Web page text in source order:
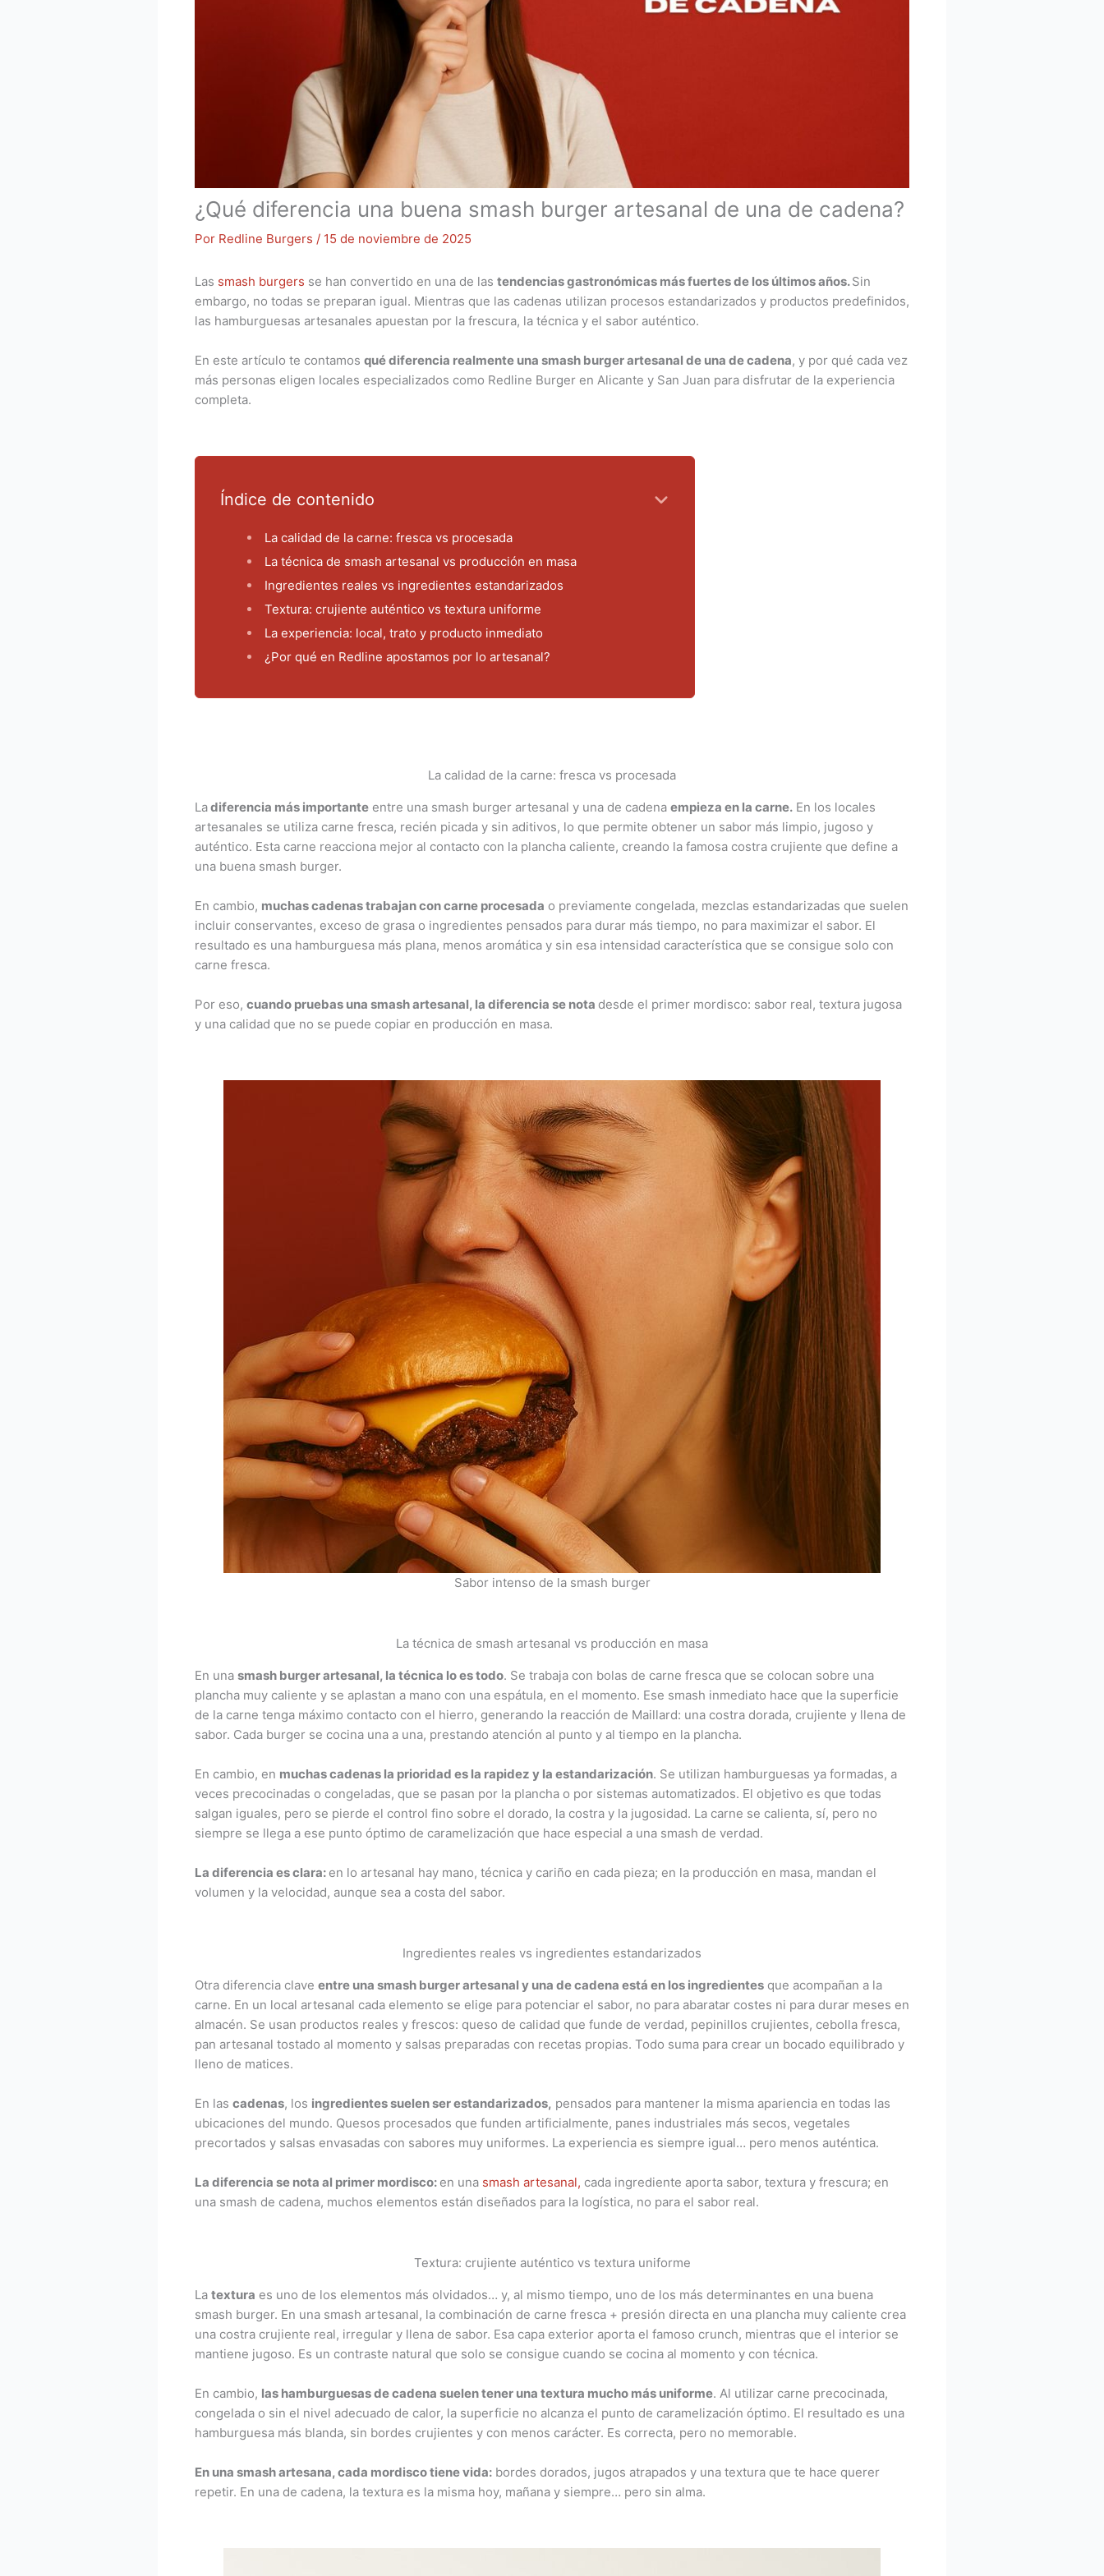
¿Qué diferencia una buena smash burger artesanal de una de cadena?
Por Redline Burgers / 15 de noviembre de 2025
Las smash burgers se han convertido en una de las tendencias gastronómicas más fuertes de los últimos años.Sin
embargo, no todas se preparan igual. Mientras que las cadenas utilizan procesos estandarizados y productos predefinidos,
las hamburguesas artesanales apuestan por la frescura, la técnica y el sabor auténtico.
En este artículo te contamos qué diferencia realmente una smash burger artesanal de una de cadena, y por qué cada vez
más personas eligen locales especializados como Redline Burger en Alicante y San Juan para disfrutar de la experiencia
completa.
Índice de contenido
La calidad de la carne: fresca vs procesada
La técnica de smash artesanal vs producción en masa
Ingredientes reales vs ingredientes estandarizados
Textura: crujiente auténtico vs textura uniforme
La experiencia: local, trato y producto inmediato
¿Por qué en Redline apostamos por lo artesanal?
La calidad de la carne: fresca vs procesada
Ladiferencia más importante entre una smash burger artesanal y una de cadena empieza en la carne. En los locales
artesanales se utiliza carne fresca, recién picada y sin aditivos, lo que permite obtener un sabor más limpio, jugoso y
auténtico. Esta carne reacciona mejor al contacto con la plancha caliente, creando la famosa costra crujiente que define a
una buena smash burger.
En cambio, muchas cadenas trabajan con carne procesada o previamente congelada, mezclas estandarizadas que suelen
incluir conservantes, exceso de grasa o ingredientes pensados para durar más tiempo, no para maximizar el sabor. El
resultado es una hamburguesa más plana, menos aromática y sin esa intensidad característica que se consigue solo con
carne fresca.
Por eso, cuando pruebas una smash artesanal, la diferencia se nota desde el primer mordisco: sabor real, textura jugosa
y una calidad que no se puede copiar en producción en masa.
Sabor intenso de la smash burger
La técnica de smash artesanal vs producción en masa
En una smash burger artesanal, la técnica lo es todo. Se trabaja con bolas de carne fresca que se colocan sobre una
plancha muy caliente y se aplastan a mano con una espátula, en el momento. Ese smash inmediato hace que la superficie
de la carne tenga máximo contacto con el hierro, generando la reacción de Maillard: una costra dorada, crujiente y llena de
sabor. Cada burger se cocina una a una, prestando atención al punto y al tiempo en la plancha.
En cambio, en muchas cadenas la prioridad es la rapidez y la estandarización. Se utilizan hamburguesas ya formadas, a
veces precocinadas o congeladas, que se pasan por la plancha o por sistemas automatizados. El objetivo es que todas
salgan iguales, pero se pierde el control fino sobre el dorado, la costra y la jugosidad. La carne se calienta, sí, pero no
siempre se llega a ese punto óptimo de caramelización que hace especial a una smash de verdad.
La diferencia es clara: en lo artesanal hay mano, técnica y cariño en cada pieza; en la producción en masa, mandan el
volumen y la velocidad, aunque sea a costa del sabor.
Ingredientes reales vs ingredientes estandarizados
Otra diferencia clave entre una smash burger artesanal y una de cadena está en los ingredientes que acompañan a la
carne. En un local artesanal cada elemento se elige para potenciar el sabor, no para abaratar costes ni para durar meses en
almacén. Se usan productos reales y frescos: queso de calidad que funde de verdad, pepinillos crujientes, cebolla fresca,
pan artesanal tostado al momento y salsas preparadas con recetas propias. Todo suma para crear un bocado equilibrado y
lleno de matices.
En las cadenas, los ingredientes suelen ser estandarizados, pensados para mantener la misma apariencia en todas las
ubicaciones del mundo. Quesos procesados que funden artificialmente, panes industriales más secos, vegetales
precortados y salsas envasadas con sabores muy uniformes. La experiencia es siempre igual… pero menos auténtica.
La diferencia se nota al primer mordisco: en una smash artesanal, cada ingrediente aporta sabor, textura y frescura; en
una smash de cadena, muchos elementos están diseñados para la logística, no para el sabor real.
Textura: crujiente auténtico vs textura uniforme
La textura es uno de los elementos más olvidados… y, al mismo tiempo, uno de los más determinantes en una buena
smash burger. En una smash artesanal, la combinación de carne fresca + presión directa en una plancha muy caliente crea
una costra crujiente real, irregular y llena de sabor. Esa capa exterior aporta el famoso crunch, mientras que el interior se
mantiene jugoso. Es un contraste natural que solo se consigue cuando se cocina al momento y con técnica.
En cambio, las hamburguesas de cadena suelen tener una textura mucho más uniforme. Al utilizar carne precocinada,
congelada o sin el nivel adecuado de calor, la superficie no alcanza el punto de caramelización óptimo. El resultado es una
hamburguesa más blanda, sin bordes crujientes y con menos carácter. Es correcta, pero no memorable.
En una smash artesana, cada mordisco tiene vida: bordes dorados, jugos atrapados y una textura que te hace querer
repetir. En una de cadena, la textura es la misma hoy, mañana y siempre… pero sin alma.